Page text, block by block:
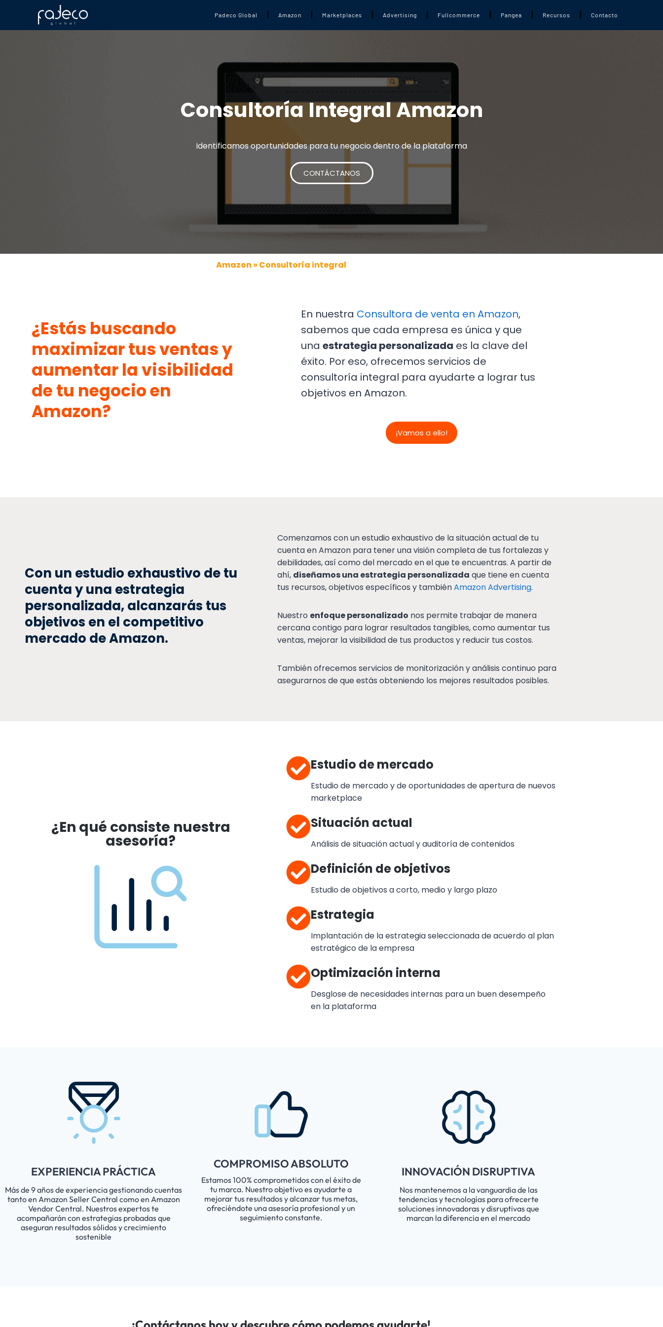
Padeco Global Amazon Marketplaces Advertising Fullcommerce Pangea Recursos Contacto
Consultoría Integral Amazon
Identificamos oportunidades para tu negocio dentro de la plataforma
CONTÁCTANOS
Amazon » Consultoría integral
¿Estás buscando
maximizar tus ventas y
aumentar la visibilidad
de tu negocio en
Amazon?
En nuestra Consultora de venta en Amazon,
sabemos que cada empresa es única y que
una estrategia personalizada es la clave del
éxito. Por eso, ofrecemos servicios de
consultoría integral para ayudarte a lograr tus
objetivos en Amazon.
¡Vamos a ello!
Con un estudio exhaustivo de tu
cuenta y una estrategia
personalizada, alcanzarás tus
objetivos en el competitivo
mercado de Amazon.
Comenzamos con un estudio exhaustivo de la situación actual de tu
cuenta en Amazon para tener una visión completa de tus fortalezas y
debilidades, así como del mercado en el que te encuentras. A partir de
ahí, diseñamos una estrategia personalizada que tiene en cuenta
tus recursos, objetivos específicos y tambiénAmazon Advertising.
Nuestro enfoque personalizado nos permite trabajar de manera
cercana contigo para lograr resultados tangibles, como aumentar tus
ventas, mejorar la visibilidad de tus productos y reducir tus costos.
También ofrecemos servicios de monitorización y análisis continuo para
asegurarnos de que estás obteniendo los mejores resultados posibles.
¿En qué consiste nuestra
asesoría?
Estudio de mercado
Estudio de mercado y de oportunidades de apertura de nuevos
marketplace
Situación actual
Análisis de situación actual y auditoría de contenidos
Definición de objetivos
Estudio de objetivos a corto, medio y largo plazo
Estrategia
Implantación de la estrategia seleccionada de acuerdo al plan
estratégico de la empresa
Optimización interna
Desglose de necesidades internas para un buen desempeño
en la plataforma
EXPERIENCIA PRÁCTICA
Más de 9 años de experiencia gestionando cuentas
tanto en Amazon Seller Central como en Amazon
Vendor Central. Nuestros expertos te
acompañarán con estrategias probadas que
aseguran resultados sólidos y crecimiento
sostenible
COMPROMISO ABSOLUTO
Estamos 100% comprometidos con el éxito de
tu marca. Nuestro objetivo es ayudarte a
mejorar tus resultados y alcanzar tus metas,
ofreciéndote una asesoría profesional y un
seguimiento constante.
INNOVACIÓN DISRUPTIVA
Nos mantenemos a la vanguardia de las
tendencias y tecnologías para ofrecerte
soluciones innovadoras y disruptivas que
marcan la diferencia en el mercado